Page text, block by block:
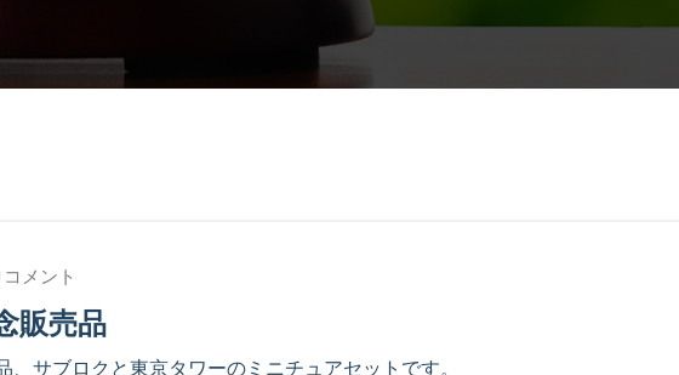
コメント
販売品
、サブロクと東京タワーのミニチュアセットです。